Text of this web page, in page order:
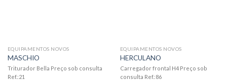
EQUIPAMENTOS NOVOS
MASCHIO
Triturador Bella Preço sob consulta
Ref.:21
EQUIPAMENTOS NOVOS
HERCULANO
Carregador frontal H4 Preço sob
consulta Ref.:86